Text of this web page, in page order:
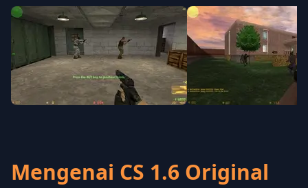
Mengenai CS 1.6 Original